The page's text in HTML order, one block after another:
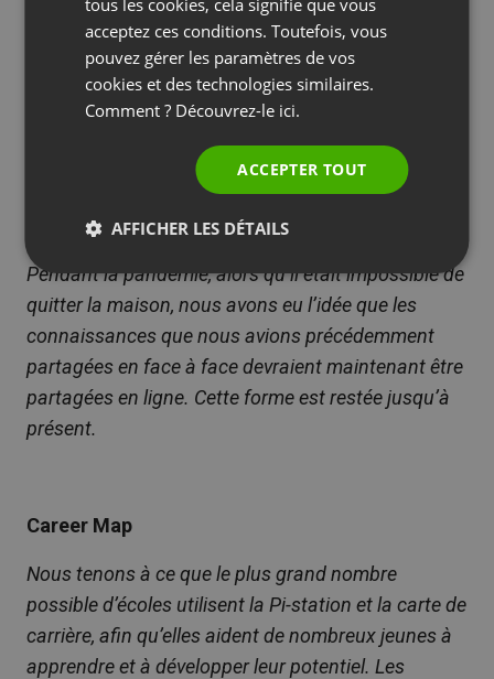
nombreux sujets dans notre domaine éducatif (tels
que le racisme, la migration ou la crise climatique)
sont devenus des questions sociales largement
débattues, et il était donc nécessaire de montrer
des perspectives qui ne sont pas présentes dans le
débat public polonais.
Fundacja Hospicyjna
Pendant la pandémie, alors qu’il était impossible de
quitter la maison, nous avons eu l’idée que les
connaissances que nous avions précédemment
partagées en face à face devraient maintenant être
partagées en ligne. Cette forme est restée jusqu’à
présent.
Career Map
Nous tenons à ce que le plus grand nombre
possible d’écoles utilisent la Pi-station et la carte de
carrière, afin qu’elles aident de nombreux jeunes à
apprendre et à développer leur potentiel. Les
PORTUGUESE
tous les cookies, cela signifie que vous
acceptez ces conditions. Toutefois, vous
pouvez gérer les paramètres de vos
cookies et des technologies similaires.
Comment ? Découvrez-le ici.
ACCEPTER TOUT
AFFICHER LES DÉTAILS